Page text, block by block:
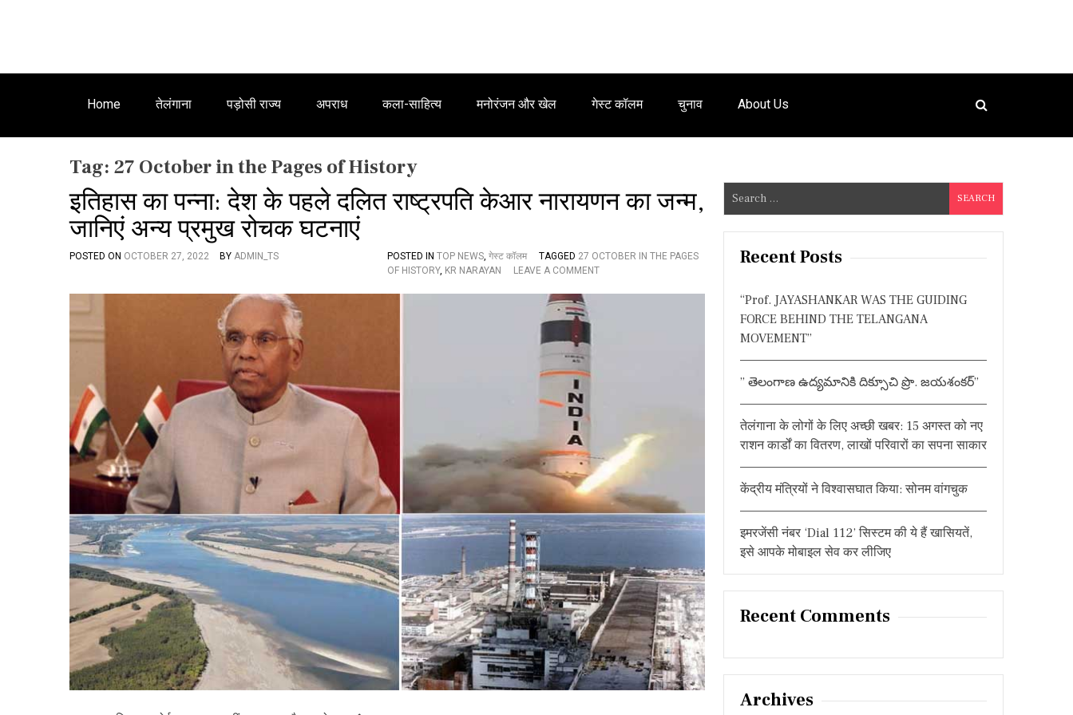
Home तेलंगाना पड़ोसी राज्य अपराध कला-साहित्य मनोरंजन और खेल गेस्ट कॉलम चुनाव About Us
Tag: 27 October in the Pages of History
इतिहास का पन्ना: देश के पहले दलित राष्ट्रपति केआर नारायणन का जन्म,
जानिएं अन्‍य प्रमुख रोचक घटनाएं
POSTED ON OCTOBER 27, 2022 BY ADMIN_TS POSTED IN TOP NEWS, गेस्ट कॉलम TAGGED 27 OCTOBER IN THE PAGES
OF HISTORY, KR NARAYAN LEAVE A COMMENTO
प
ह
ले
द
लि
त
प
ति
के
आ
र
ना
रा
य
ण
e
a
Recent Posts
“Prof. JAYASHANKAR WAS THE GUIDING
FORCE BEHIND THE TELANGANA
MOVEMENT”
” తెలంగాణ ఉద్యమానికి దిక్సూచి ప్రొ. జయశంకర్”
तेलंगाना के लोगों के लिए अच्छी खबर: 15 अगस्त को नए
राशन कार्डों का वितरण, लाखों परिवारों का सपना साकार
केंद्रीय मंत्रियों ने विश्वासघात किया: सोनम वांगचुक
इमरजेंसी नंबर ‘Dial 112’ सिस्टम की ये हैं खासियतें,
इसे आपके मोबाइल सेव कर लीजिए
Recent Comments
Archives